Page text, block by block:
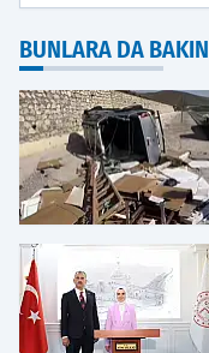
BUNLARA DA BAKIN